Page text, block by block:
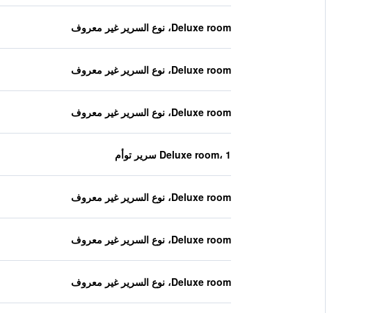
Deluxe room، نوع السرير غير معروف
Deluxe room، نوع السرير غير معروف
Deluxe room، نوع السرير غير معروف
Deluxe room، 1 سرير توأم
Deluxe room، نوع السرير غير معروف
Deluxe room، نوع السرير غير معروف
Deluxe room، نوع السرير غير معروف